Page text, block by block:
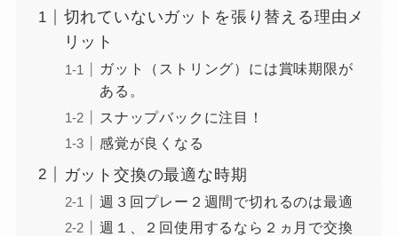
切れていないガットを張り替える理由メ
リット
ガット（ストリング）には賞味期限が
ある。
スナップバックに注目！
感覚が良くなる
ガット交換の最適な時期
週３回プレー２週間で切れるのは最適
週１、２回使用するなら２ヵ月で交換